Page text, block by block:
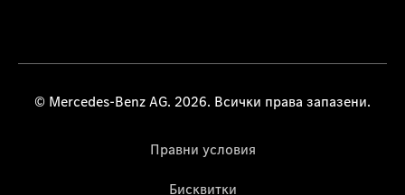
© Mercedes-Benz AG. 2026. Всички права запазени.
Правни условия
Бисквитки